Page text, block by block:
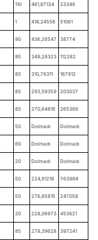
110 461,87134 23346
1 418,24556 51061
90 436,26547 38774
85 349,28323 112282
85 310,76311 167912
85 293,59359 203037
85 270,64816 265369
50 Dolmadı Dolmadı
60 Dolmadı Dolmadı
20 Dolmadı Dolmadı
50 224,91218 763994
50 276,65815 247058
20 228,06973 453621
85 278,39628 397241